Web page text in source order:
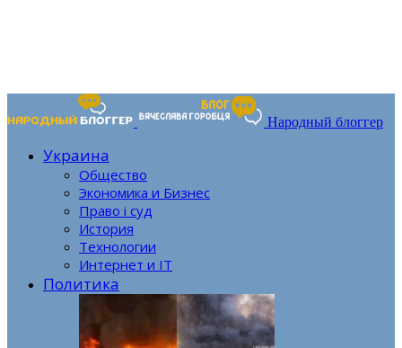
Народный блоггер
Украина
Общество
Экономика и Бизнес
Право і суд
История
Технологии
Интернет и IT
Политика